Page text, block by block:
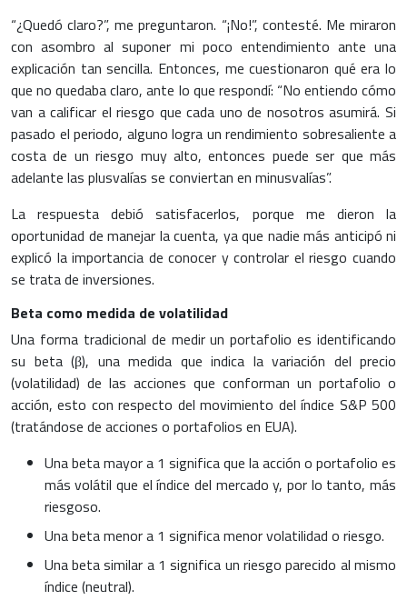
“¿Quedó claro?”, me preguntaron. “¡No!”, contesté. Me miraron
con asombro al suponer mi poco entendimiento ante una
explicación tan sencilla. Entonces, me cuestionaron qué era lo
que no quedaba claro, ante lo que respondí: “No entiendo cómo
van a calificar el riesgo que cada uno de nosotros asumirá. Si
pasado el periodo, alguno logra un rendimiento sobresaliente a
costa de un riesgo muy alto, entonces puede ser que más
adelante las plusvalías se conviertan en minusvalías”.
La respuesta debió satisfacerlos, porque me dieron la
oportunidad de manejar la cuenta, ya que nadie más anticipó ni
explicó la importancia de conocer y controlar el riesgo cuando
se trata de inversiones.
Beta como medida de volatilidad
Una forma tradicional de medir un portafolio es identificando
su beta (β), una medida que indica la variación del precio
(volatilidad) de las acciones que conforman un portafolio o
acción, esto con respecto del movimiento del índice S&P 500
(tratándose de acciones o portafolios en EUA).
Una beta mayor a 1 significa que la acción o portafolio es
más volátil que el índice del mercado y, por lo tanto, más
riesgoso.
Una beta menor a 1 significa menor volatilidad o riesgo.
Una beta similar a 1 significa un riesgo parecido al mismo
índice (neutral).